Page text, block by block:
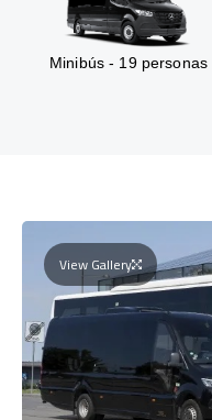
Minibús - 19 personas
View Gallery